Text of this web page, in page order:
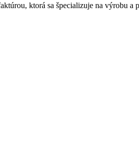
ktorá sa špecializuje na výrobu